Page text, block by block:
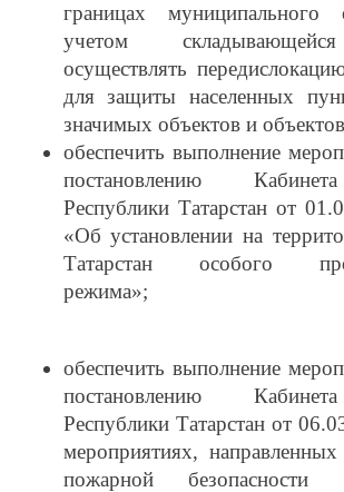
границах муниципального
учетом
осуществлять
для защиты населенных
значимых объектов и
обеспечить выполнение
постановлению
Республики Татарстан от
«Об установлении на
Татарстан особого
режима»;
обеспечить выполнение
постановлению
Республики Татарстан от
мероприятиях,
пожарной безопасности